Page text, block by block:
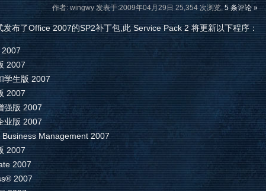
作者: wingwy 发表于:2009年04月29日 25,354 次浏览, 5 条评论 »
布了Office 2007的SP2补丁包,此 Service Pack 2 将更新以下程序：
2007
学生版 2007
2007
强版 2007
业版 2007
Management 2007
2007
2007
2007